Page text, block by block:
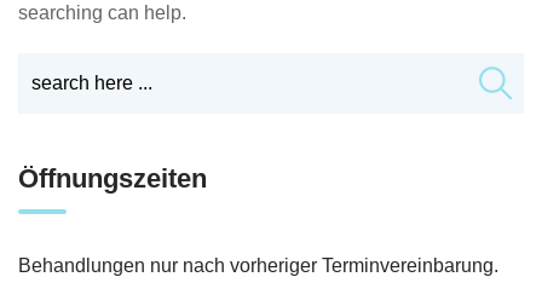
searching can help.
Öffnungszeiten
Behandlungen nur nach vorheriger Terminvereinbarung.